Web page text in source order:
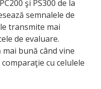
şi PS300 de la
semnalele de
transmite mai
de evaluare.
bună când vine
cu celulele